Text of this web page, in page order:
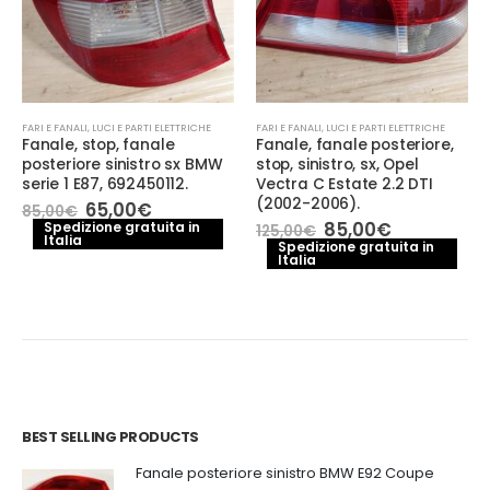
FARI E FANALI, LUCI E PARTI ELETTRICHE
Fanale, stop, fanale
posteriore sinistro sx BMW
serie 1 E87, 692450112.
85,00€ Il
prezzo
originale
65,00€Il
prezzo
attuale
Spedizione gratuita in
Italia
FARI E FANALI, LUCI E PARTI ELETTRICHE
Fanale, fanale posteriore,
stop, sinistro, sx, Opel
Vectra C Estate 2.2 DTI
(2002-2006).
125,00€ Il
prezzo
originale
85,00€Il
prezzo
attuale
Spedizione gratuita in
Italia
BEST SELLING PRODUCTS
Fanale posteriore sinistro BMW E92 Coupe